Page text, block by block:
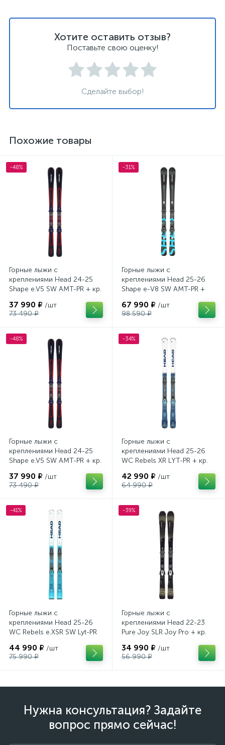
Хотите оставить отзыв?
Поставьте свою оценку!
Сделайте выбор!
Похожие товары
-48%
Горные лыжи с
креплениями Head 24-25
Shape e.V5 SW AMT-PR + кр.
37 990 ₽ /шт
73 490 ₽
-31%
Горные лыжи с
креплениями Head 25-26
Shape e-V8 SW AMT-PR +
67 990 ₽ /шт
98 590 ₽
-48%
Горные лыжи с
креплениями Head 24-25
Shape e.V5 SW AMT-PR + кр.
37 990 ₽ /шт
73 490 ₽
-34%
Горные лыжи с
креплениями Head 25-26
WC Rebels XR LYT-PR + кр.
42 990 ₽ /шт
64 990 ₽
-41%
Горные лыжи с
креплениями Head 25-26
WC Rebels e.XSR SW Lyt-PR
(100943)
44 990 ₽ /шт
75 990 ₽
-39%
Горные лыжи с
креплениями Head 22-23
Pure Joy SLR Joy Pro + кр.
(100953)
34 990 ₽ /шт
56 990 ₽
Нужна консультация? Задайте
вопрос прямо сейчас!